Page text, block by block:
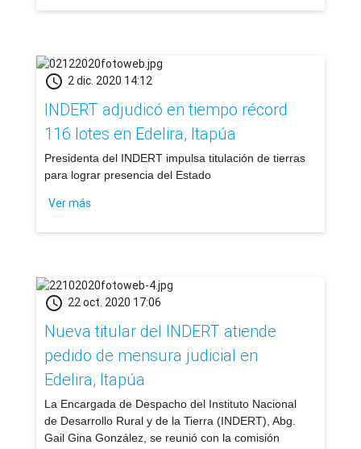
schedule 2 dic. 2020 14:12
INDERT adjudicó en tiempo récord
116 lotes en Edelira, Itapúa
​Presidenta del INDERT impulsa titulación de tierras
para lograr presencia del Estado
Ver más
schedule 22 oct. 2020 17:06
Nueva titular del INDERT atiende
pedido de mensura judicial en
Edelira, Itapúa
La Encargada de Despacho del Instituto Nacional
de Desarrollo Rural y de la Tierra (INDERT), Abg.
Gail Gina González, se reunió con la comisión